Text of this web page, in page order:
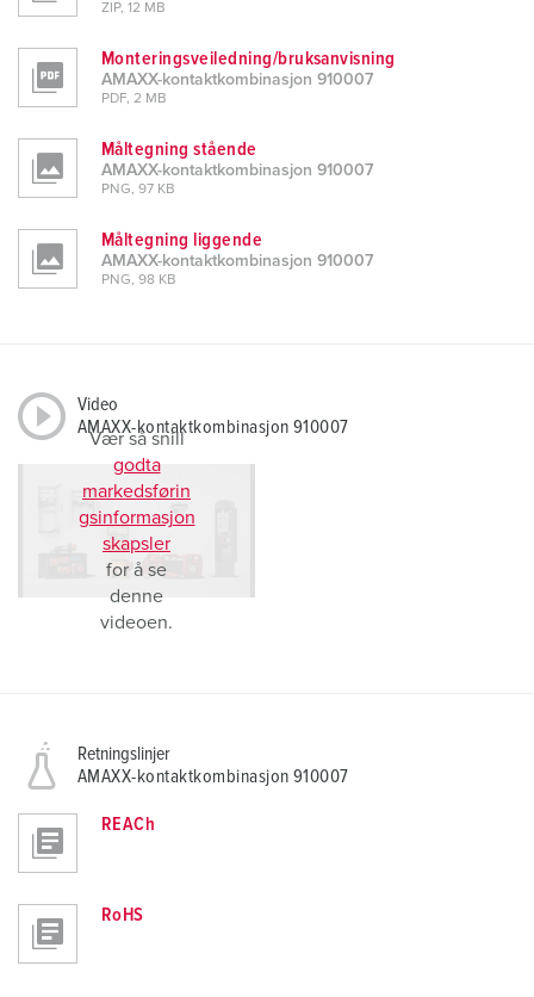
ZIP, 12 MB
Monteringsveiledning/bruksanvisning
AMAXX-kontaktkombinasjon 910007
PDF, 2 MB
Måltegning stående
AMAXX-kontaktkombinasjon 910007
PNG, 97 KB
Måltegning liggende
AMAXX-kontaktkombinasjon 910007
PNG, 98 KB
Video
AMAXX-kontaktkombinasjon 910007
Vær så snill
godta
markedsførin
gsinformasjon
skapsler
for å se
denne
videoen.
Retningslinjer
AMAXX-kontaktkombinasjon 910007
REACh
RoHS